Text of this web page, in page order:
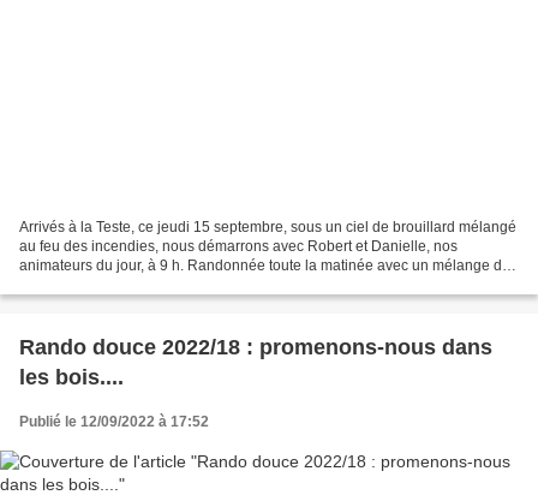
Arrivés à la Teste, ce jeudi 15 septembre, sous un ciel de brouillard mélangé
au feu des incendies, nous démarrons avec Robert et Danielle, nos
animateurs du jour, à 9 h. Randonnée toute la matinée avec un mélange de
Rando douce 2022/18 : promenons-nous dans
les bois....
Publié le 12/09/2022 à 17:52